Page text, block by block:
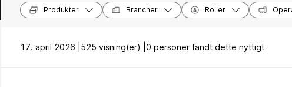
Produkter Brancher Roller
17. april 2026 | 525 visning(er) | 0 personer fandt dette nyttigt